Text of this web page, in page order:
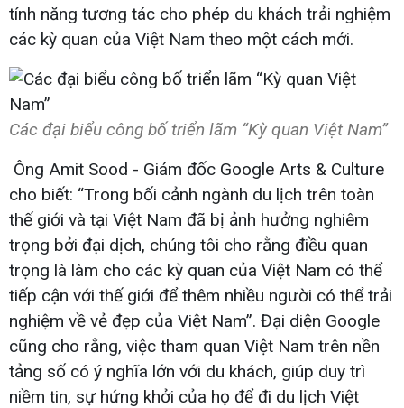
tính năng tương tác cho phép du khách trải nghiệm
các kỳ quan của Việt Nam theo một cách mới.
Các đại biểu công bố triển lãm “Kỳ quan Việt Nam”
Ông Amit Sood - Giám đốc Google Arts & Culture
cho biết: “Trong bối cảnh ngành du lịch trên toàn
thế giới và tại Việt Nam đã bị ảnh hưởng nghiêm
trọng bởi đại dịch, chúng tôi cho rằng điều quan
trọng là làm cho các kỳ quan của Việt Nam có thể
tiếp cận với thế giới để thêm nhiều người có thể trải
nghiệm về vẻ đẹp của Việt Nam”. Đại diện Google
cũng cho rằng, việc tham quan Việt Nam trên nền
tảng số có ý nghĩa lớn với du khách, giúp duy trì
niềm tin, sự hứng khởi của họ để đi du lịch Việt